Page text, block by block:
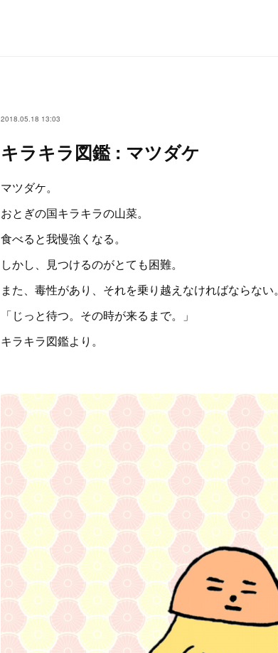
2018.05.18 13:03
キラキラ図鑑 : マツダケ
マツダケ。
おとぎの国キラキラの山菜。
食べると我慢強くなる。
しかし、見つけるのがとても困難。
また、毒性があり、それを乗り越えなければならない。
「じっと待つ。その時が来るまで。」
キラキラ図鑑より。